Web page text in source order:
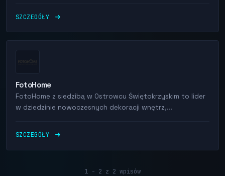
SZCZEGÓŁY
FotoHome
FotoHome z siedzibą w Ostrowcu Świętokrzyskim to lider
w dziedzinie nowoczesnych dekoracji wnętrz,...
SZCZEGÓŁY
1 - 2 z 2 wpisów